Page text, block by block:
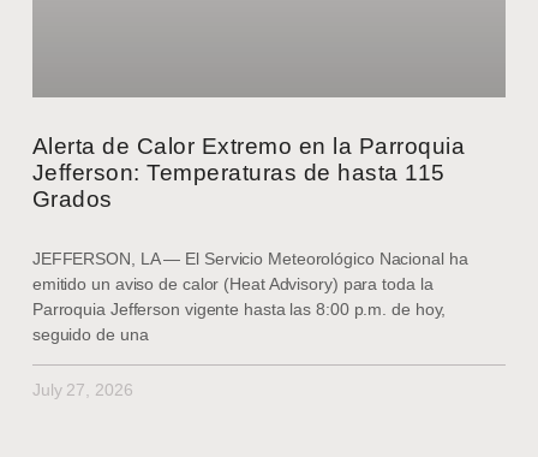
Alerta de Calor Extremo en la Parroquia
Jefferson: Temperaturas de hasta 115
Grados
JEFFERSON, LA — El Servicio Meteorológico Nacional ha
emitido un aviso de calor (Heat Advisory) para toda la
Parroquia Jefferson vigente hasta las 8:00 p.m. de hoy,
seguido de una
July 27, 2026